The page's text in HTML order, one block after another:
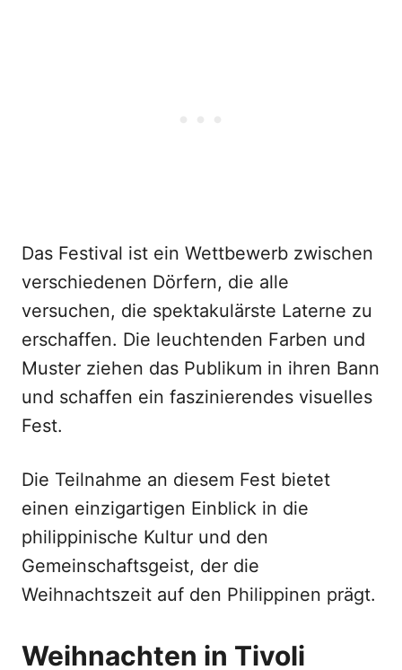
Das Festival ist ein Wettbewerb zwischen
verschiedenen Dörfern, die alle
versuchen, die spektakulärste Laterne zu
erschaffen. Die leuchtenden Farben und
Muster ziehen das Publikum in ihren Bann
und schaffen ein faszinierendes visuelles
Fest.
Die Teilnahme an diesem Fest bietet
einen einzigartigen Einblick in die
philippinische Kultur und den
Gemeinschaftsgeist, der die
Weihnachtszeit auf den Philippinen prägt.
Weihnachten in Tivoli